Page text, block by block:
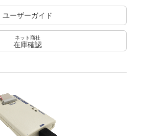
ユーザーガイド
ネット商社
在庫確認